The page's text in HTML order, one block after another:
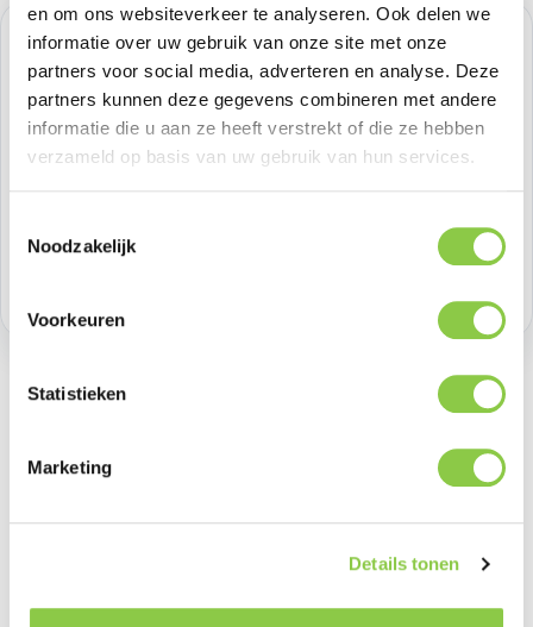
en om ons websiteverkeer te analyseren. Ook delen we
informatie over uw gebruik van onze site met onze
partners voor social media, adverteren en analyse. Deze
partners kunnen deze gegevens combineren met andere
informatie die u aan ze heeft verstrekt of die ze hebben
verzameld op basis van uw gebruik van hun services.
Noodzakelijk
Voorkeuren
Statistieken
Marketing
Details tonen
Normale prijs:
€ 15,70
Prijzen excl. BTW
Producthoeveelheid: Voer de
Productnummer:
Onze nieuwe en verbeterde Bentgo Bowl maakt het
makkelijker dan ooit om onderweg warm en koud te